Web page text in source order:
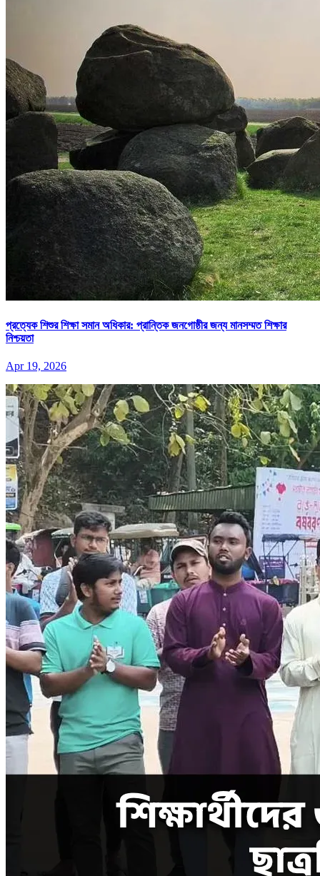
প্রত্যেক শিশুর শিক্ষা সমান অধিকার: প্রান্তিক জনগোষ্ঠীর জন্য মানসম্মত শিক্ষার
নিশ্চয়তা
Apr 19, 2026